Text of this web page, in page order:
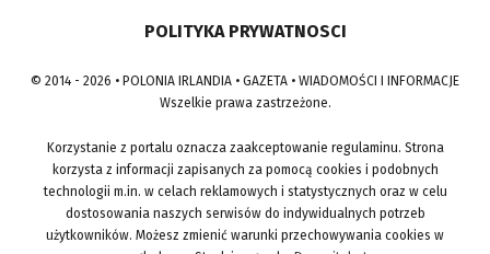
POLITYKA PRYWATNOSCI
© 2014 - 2026 • POLONIA IRLANDIA • GAZETA • WIADOMOŚCI I INFORMACJE
Wszelkie prawa zastrzeżone.
Korzystanie z portalu oznacza zaakceptowanie regulaminu. Strona
korzysta z informacji zapisanych za pomocą cookies i podobnych
technologii m.in. w celach reklamowych i statystycznych oraz w celu
dostosowania naszych serwisów do indywidualnych potrzeb
użytkowników. Możesz zmienić warunki przechowywania cookies w